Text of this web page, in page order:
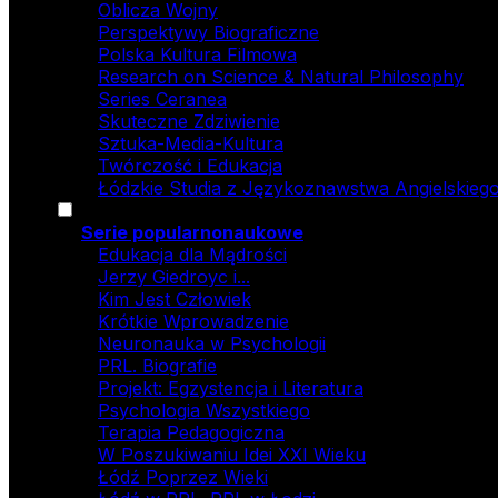
Oblicza Wojny
Perspektywy Biograficzne
Polska Kultura Filmowa
Research on Science & Natural Philosophy
Series Ceranea
Skuteczne Zdziwienie
Sztuka-Media-Kultura
Twórczość i Edukacja
Łódzkie Studia z Językoznawstwa
Serie popularnonaukowe
Edukacja dla Mądrości
Jerzy Giedroyc i...
Kim Jest Człowiek
Krótkie Wprowadzenie
Neuronauka w Psychologii
PRL. Biografie
Projekt: Egzystencja i Literatura
Psychologia Wszystkiego
Terapia Pedagogiczna
W Poszukiwaniu Idei XXI Wieku
Łódź Poprzez Wieki